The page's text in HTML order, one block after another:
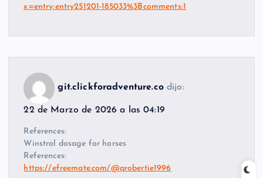
x=entry:entry251201-185033%3Bcomments:1
git.clickforadventure.co dijo:
22 de Marzo de 2026 a las 04:19
References:
Winstrol dosage for horses
References:
https://efreemate.com/@qrobertie1996